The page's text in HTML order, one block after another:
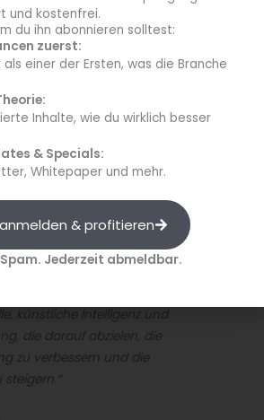
hierbei auch ihre Erfahrungen,
lernen kann.
künstliche Intelligenz und
die darauf abzielen, die
zu verbessern und die
steigern.“
und kostenfrei.
du ihn abonnieren solltest:
zuerst:
einer der Ersten, was die Branche
Inhalte, wie du wirklich besser
& Specials:
Whitepaper und mehr.
& profitieren
Spam. Jederzeit abmeldbar.